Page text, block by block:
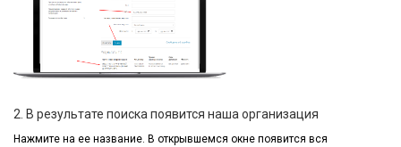
2. В результате поиска появится наша организация
Нажмите на ее название. В открывшемся окне появится вся